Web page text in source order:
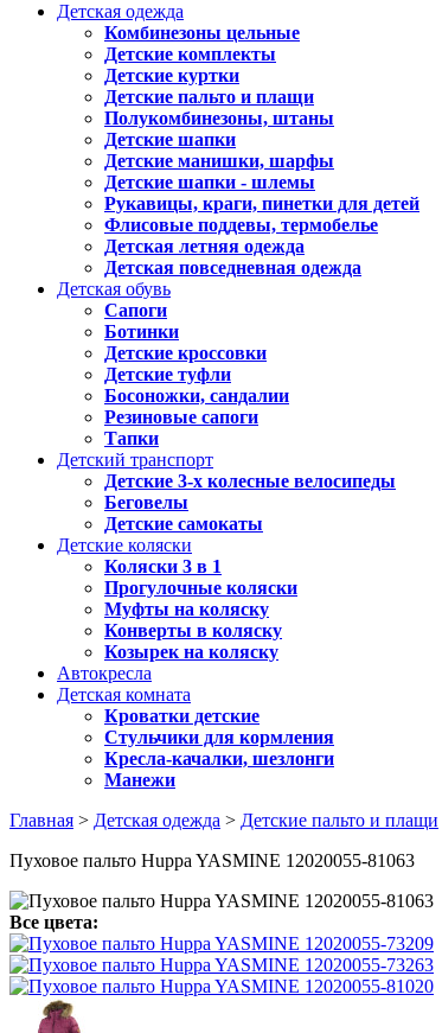
Детская одежда
Комбинезоны цельные
Детские комплекты
Детские куртки
Детские пальто и плащи
Полукомбинезоны, штаны
Детские шапки
Детские манишки, шарфы
Детские шапки - шлемы
Рукавицы, краги, пинетки для детей
Флисовые поддевы, термобелье
Детская летняя одежда
Детская повседневная одежда
Детская обувь
Сапоги
Ботинки
Детские кроссовки
Детские туфли
Босоножки, сандалии
Резиновые сапоги
Тапки
Детский транспорт
Детские 3-х колесные велосипеды
Беговелы
Детские самокаты
Детские коляски
Коляски 3 в 1
Прогулочные коляски
Муфты на коляску
Конверты в коляску
Козырек на коляску
Автокресла
Детская комната
Кроватки детские
Стульчики для кормления
Кресла-качалки, шезлонги
Манежи
Главная > Детская одежда > Детские пальто и плащи
Пуховое пальто Huppa YASMINE 12020055-81063
Все цвета: